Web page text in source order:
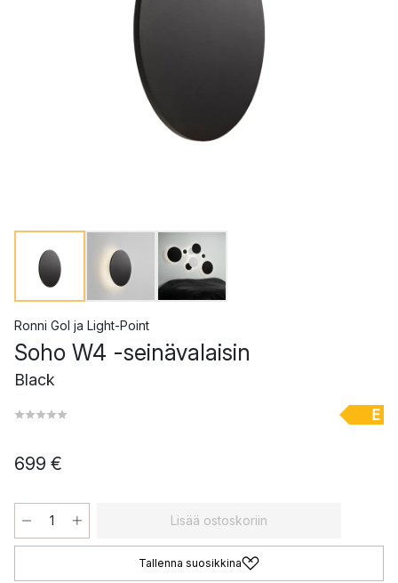
Ronni Gol ja Light-Point
Soho W4 -seinävalaisin
Black
E
699 €
Lisää ostoskoriin
Tallenna suosikkina